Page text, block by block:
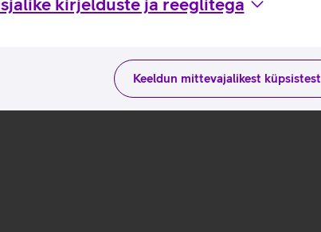
Keeldun mittevajalikest küpsistest